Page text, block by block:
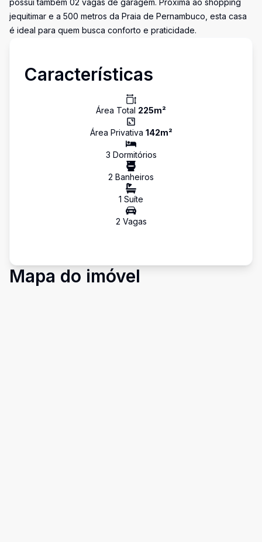
possui também 02 vagas de garagem. Próxima ao shopping
jequitimar e a 500 metros da Praia de Pernambuco, esta casa
é ideal para quem busca conforto e praticidade.
Características
Área Total 225m²
Área Privativa 142m²
3 Dormitórios
2 Banheiros
1 Suíte
2 Vagas
Mapa do imóvel